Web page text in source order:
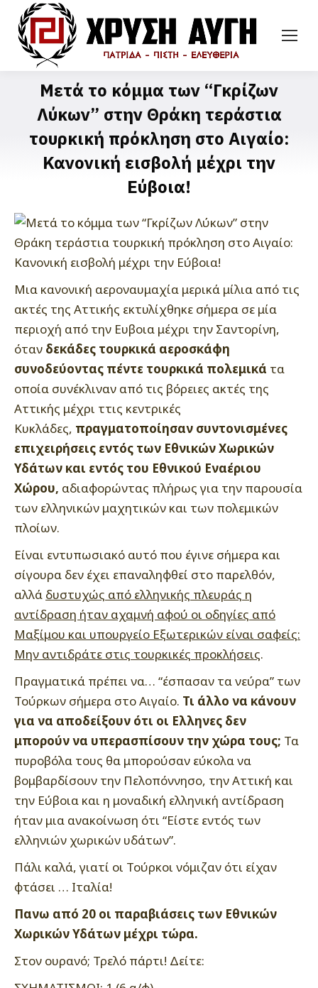
Μετά το κόμμα των “Γκρίζων
Λύκων” στην Θράκη τεράστια
τουρκική πρόκληση στο Αιγαίο:
Κανονική εισβολή μέχρι την
Εύβοια!
Μια κανονική αεροναυμαχία μερικά μίλια από τις
ακτές της Αττικής εκτυλίχθηκε σήμερα σε μία
περιοχή από την Ευβοια μέχρι την Σαντορίνη,
όταν δεκάδες τουρκικά αεροσκάφη
συνοδεύοντας πέντε τουρκικά πολεμικά τα
οποία συνέκλιναν από τις βόρειες ακτές της
Αττικής μέχρι ττις κεντρικές
Κυκλάδες, πραγματοποίησαν συντονισμένες
επιχειρήσεις εντός των Εθνικών Χωρικών
Υδάτων και εντός του Εθνικού Εναέριου
Χώρου, αδιαφορώντας πλήρως για την παρουσία
των ελληνικών μαχητικών και των πολεμικών
πλοίων.
Είναι εντυπωσιακό αυτό που έγινε σήμερα και
σίγουρα δεν έχει επαναληφθεί στο παρελθόν,
αλλά δυστυχώς από ελληνικής πλευράς η
αντίδραση ήταν αχαμνή αφού οι οδηγίες από
Μαξίμου και υπουργείο Εξωτερικών είναι σαφείς:
Μην αντιδράτε στις τουρκικές προκλήσεις.
Πραγματικά πρέπει να… “έσπασαν τα νεύρα” των
Τούρκων σήμερα στο Αιγαίο. Τι άλλο να κάνουν
για να αποδείξουν ότι οι Ελληνες δεν
μπορούν να υπερασπίσουν την χώρα τους; Τα
πυροβόλα τους θα μπορούσαν εύκολα να
βομβαρδίσουν την Πελοπόννησο, την Αττική και
την Εύβοια και η μοναδική ελληνική αντίδραση
ήταν μια ανακοίνωση ότι “Είστε εντός των
ελληνιών χωρικών υδάτων”.
Πάλι καλά, γιατί οι Τούρκοι νόμιζαν ότι είχαν
φτάσει … Ιταλία!
Πανω από 20 οι παραβιάσεις των Εθνικών
Χωρικών Υδάτων μέχρι τώρα.
Στον ουρανό; Τρελό πάρτι! Δείτε: